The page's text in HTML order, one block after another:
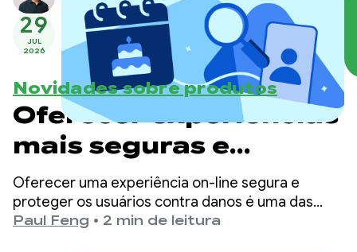
29
JUL
2026
Novidades sobre produtos
Oferecer experiências
mais seguras e
adequadas à idade no
Google Play
Oferecer uma experiência on-line segura e
proteger os usuários contra danos é uma das
principais prioridades do Google Play.
Paul Feng • 2 min de leitura